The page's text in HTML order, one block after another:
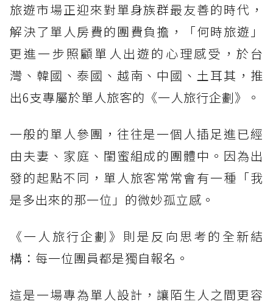
旅遊市場正迎來對單身族群最友善的時代，
解決了單人房費的團費負擔，「何時旅遊」
更進一步照顧單人出遊的心理感受，於台
灣、韓國、泰國、越南、中國、土耳其，推
出6支專屬於單人旅客的《一人旅行企劃》。
一般的單人參團，往往是一個人插足進已經
由夫妻、家庭、閨蜜組成的團體中。因為出
發的起點不同，單人旅客常常會有一種「我
是多出來的那一位」的微妙孤立感。
《一人旅行企劃》則是反向思考的全新結
構：每一位團員都是獨自報名。
這是一場專為單人設計，讓陌生人之間更容